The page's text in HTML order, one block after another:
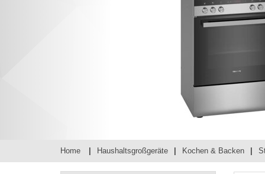
Home Haushaltsgroßgeräte Kochen & Backen